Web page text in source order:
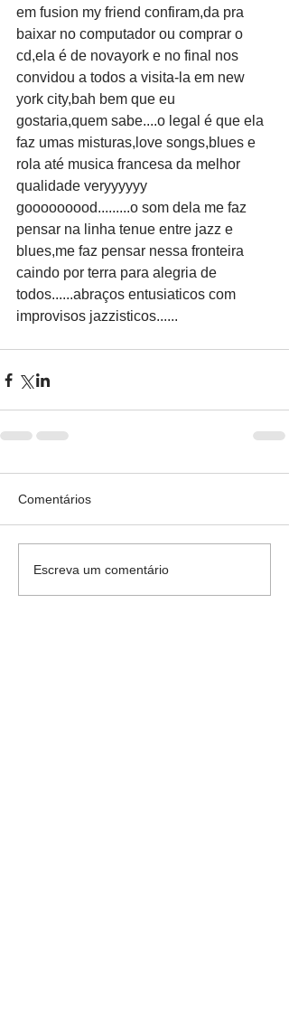
em fusion my friend confiram,da pra
baixar no computador ou comprar o
cd,ela é de novayork e no final nos
convidou a todos a visita-la em new
york city,bah bem que eu
gostaria,quem sabe....o legal é que ela
faz umas misturas,love songs,blues e
rola até musica francesa da melhor
qualidade veryyyyyy
gooooooood.........o som dela me faz
pensar na linha tenue entre jazz e
blues,me faz pensar nessa fronteira
caindo por terra para alegria de
todos......abraços entusiaticos com
improvisos jazzisticos......
Comentários
Escreva um comentário